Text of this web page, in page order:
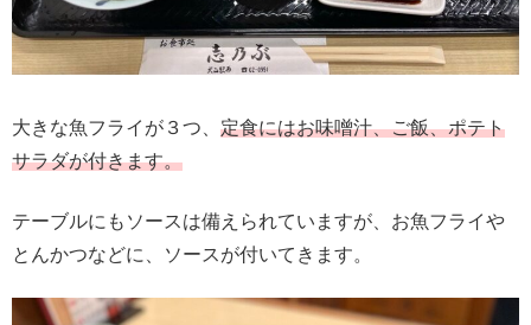
大きな魚フライが３つ、 定食にはお味噌汁、ご飯、ポテト
サラダが付きます。
テーブルにもソースは備えられていますが、お魚フライや
とんかつなどに、ソースが付いてきます。